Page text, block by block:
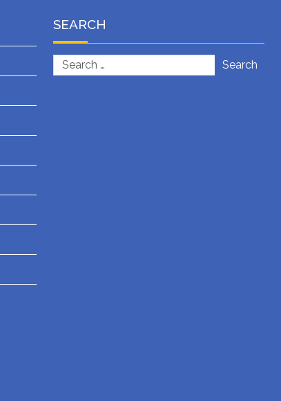
SEARCH
Search